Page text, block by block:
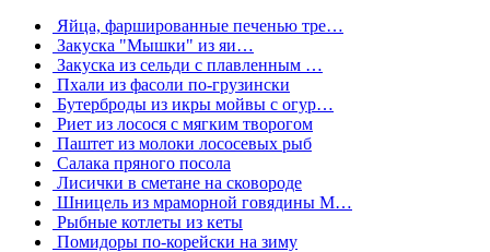
Яйца, фаршированные печенью тре…
Закуска "Мышки" из яи…
Закуска из сельди с плавленным …
Пхали из фасоли по-грузински
Бутерброды из икры мойвы с огур…
Риет из лосося с мягким творогом
Паштет из молоки лососевых рыб
Салака пряного посола
Лисички в сметане на сковороде
Шницель из мраморной говядины М…
Рыбные котлеты из кеты
Помидоры по-корейски на зиму